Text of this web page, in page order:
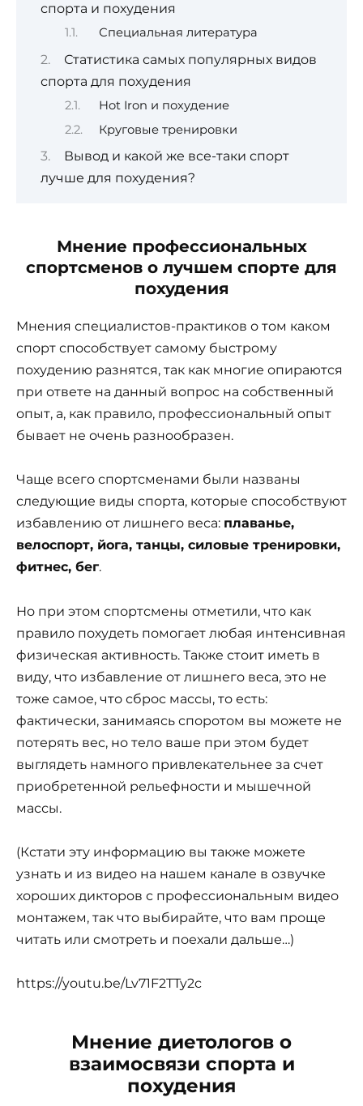
спорта и похудения
Специальная литература
Статистика самых популярных видов
спорта для похудения
Hot Iron и похудение
Круговые тренировки
Вывод и какой же все-таки спорт
лучше для похудения?
Мнение профессиональных
спортсменов о лучшем спорте для
похудения
Мнения специалистов-практиков о том каком
спорт способствует самому быстрому
похудению разнятся, так как многие опираются
при ответе на данный вопрос на собственный
опыт, а, как правило, профессиональный опыт
бывает не очень разнообразен.
Чаще всего спортсменами были названы
следующие виды спорта, которые способствуют
избавлению от лишнего веса: плаванье,
велоспорт, йога, танцы, силовые тренировки,
фитнес, бег.
Но при этом спортсмены отметили, что как
правило похудеть помогает любая интенсивная
физическая активность. Также стоит иметь в
виду, что избавление от лишнего веса, это не
тоже самое, что сброс массы, то есть:
фактически, занимаясь споротом вы можете не
потерять вес, но тело ваше при этом будет
выглядеть намного привлекательнее за счет
приобретенной рельефности и мышечной
массы.
(Кстати эту информацию вы также можете
узнать и из видео на нашем канале в озвучке
хороших дикторов с профессиональным видео
монтажем, так что выбирайте, что вам проще
читать или смотреть и поехали дальше…)
https://youtu.be/Lv71F2TTy2c
Мнение диетологов о
взаимосвязи спорта и
похудения